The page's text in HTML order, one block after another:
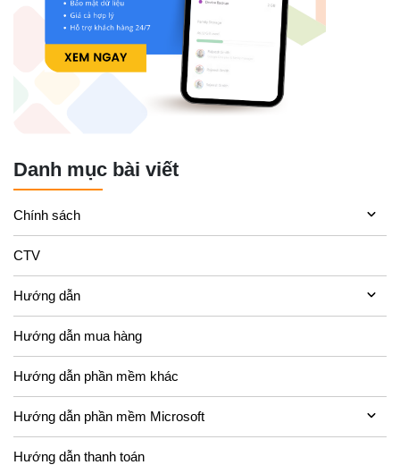
Danh mục bài viết
Chính sách
CTV
Hướng dẫn
Hướng dẫn mua hàng
Hướng dẫn phần mềm khác
Hướng dẫn phần mềm Microsoft
Hướng dẫn thanh toán